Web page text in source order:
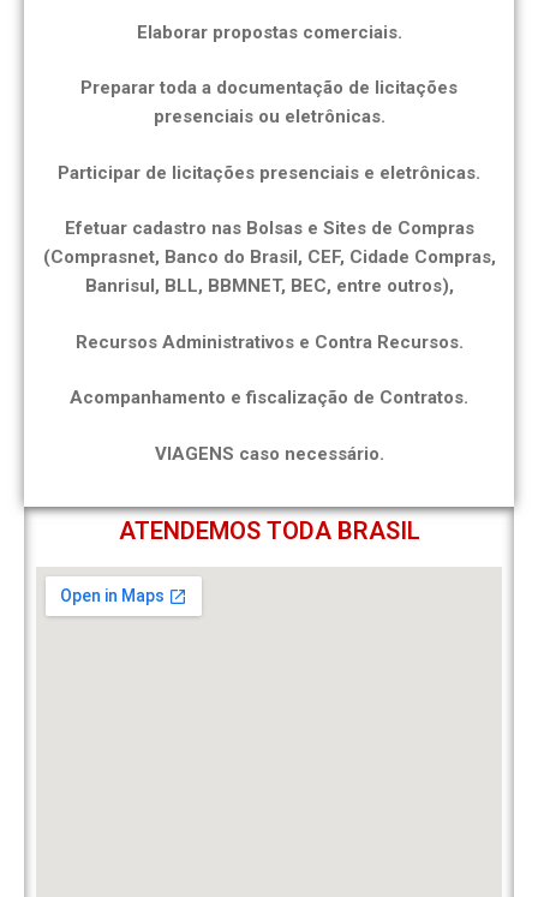
Elaborar propostas comerciais.
Preparar toda a documentação de licitações
presenciais ou eletrônicas.
Participar de licitações presenciais e eletrônicas.
Efetuar cadastro nas Bolsas e Sites de Compras
(Comprasnet, Banco do Brasil, CEF, Cidade Compras,
Banrisul, BLL, BBMNET, BEC, entre outros),
Recursos Administrativos e Contra Recursos.
Acompanhamento e fiscalização de Contratos.
VIAGENS caso necessário.
ATENDEMOS TODA BRASIL